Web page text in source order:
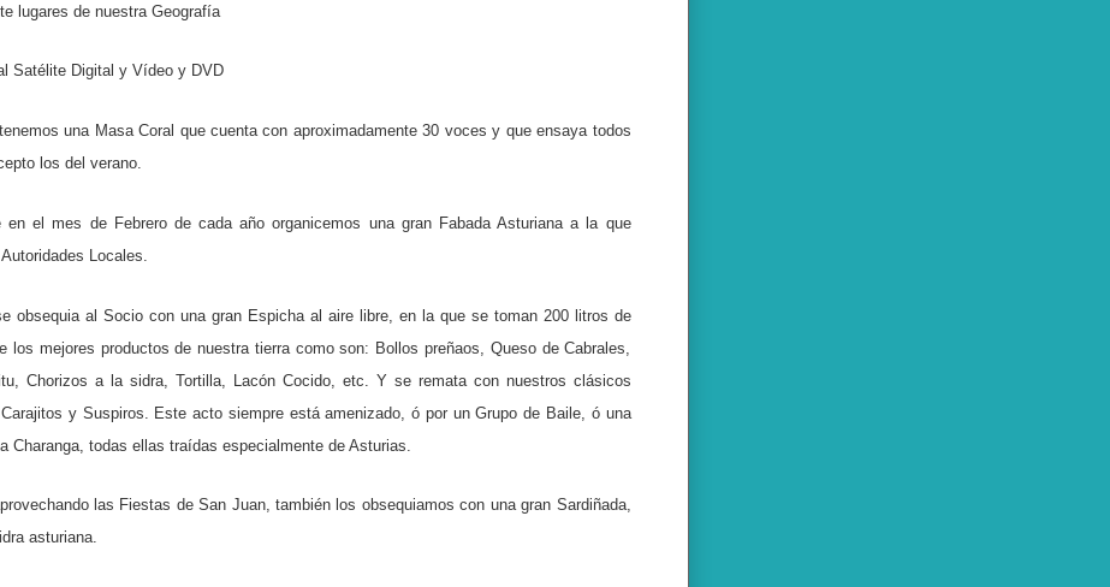
lugares de nuestra Geografía
Satélite Digital y Vídeo y DVD
una Masa Coral que cuenta con aproximadamente 30 voces y que ensaya todos
los del verano.
en el mes de Febrero de cada año organicemos una gran Fabada Asturiana a la que
Locales.
obsequia al Socio con una gran Espicha al aire libre, en la que se toman 200 litros de
los mejores productos de nuestra tierra como son: Bollos preñaos, Queso de Cabrales,
Chorizos a la sidra, Tortilla, Lacón Cocido, etc. Y se remata con nuestros clásicos
y Suspiros. Este acto siempre está amenizado, ó por un Grupo de Baile, ó una
Charanga, todas ellas traídas especialmente de Asturias.
las Fiestas de San Juan, también los obsequiamos con una gran Sardiñada,
asturiana.